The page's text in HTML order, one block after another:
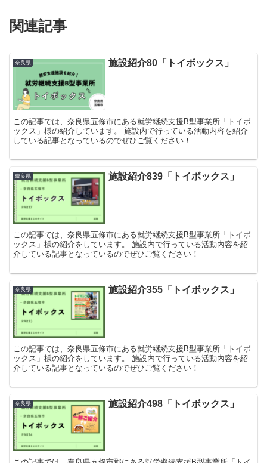
関連記事
奈良県 施設紹介80「トイボックス」
この記事では、奈良県五條市にある就労継続支援B型事業所「トイボ
ックス」様の紹介しています。 施設内で行っている活動内容を紹介
している記事となっているのでぜひご覧ください！
奈良県 施設紹介839「トイボックス」
この記事では、奈良県五條市にある就労継続支援B型事業所「トイボ
ックス」様の紹介をしています。 施設内で行っている活動内容を紹
介している記事となっているのでぜひご覧ください！
奈良県 施設紹介355「トイボックス」
この記事では、奈良県五條市にある就労継続支援B型事業所「トイボ
ックス」様の紹介をしています。 施設内で行っている活動内容を紹
介している記事となっているのでぜひご覧ください！
奈良県 施設紹介498「トイボックス」